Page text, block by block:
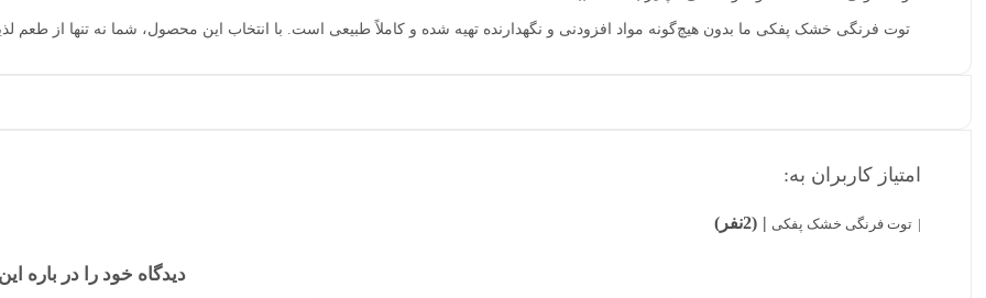
توت فرنگی خشک پفکی ما بدون هیچ‌گونه مواد افزودنی و نگهدارنده تهیه شده و کاملاً طبیعی است. با انتخاب این محصول، شما نه تنها از طعم
امتیاز کاربران به:
توت فرنگی خشک پفکی (2نفر)
دیدگاه خود را در باره این